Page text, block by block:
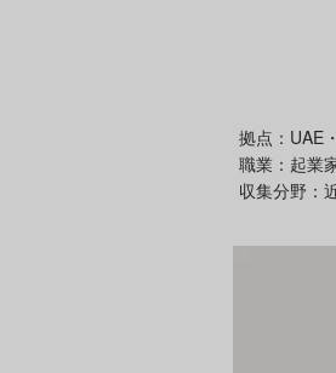
拠点：UAE
職業：起業
収集分野：